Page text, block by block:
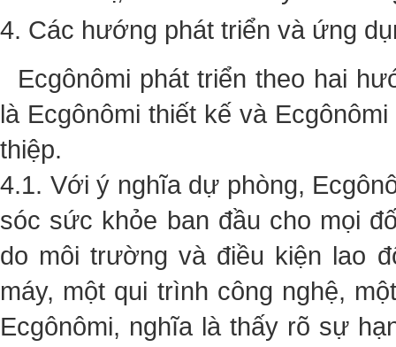
4. Các hướng phát triển và ứng
Ecgônômi phát triển theo hai
là Ecgônômi thiết kế và
thiệp.
4.1. Với ý nghĩa dự phòng,
sóc sức khỏe ban đầu cho mọi
do môi trường và điều kiện lao
máy, một qui trình công nghệ,
Ecgônômi, nghĩa là thấy rõ sự